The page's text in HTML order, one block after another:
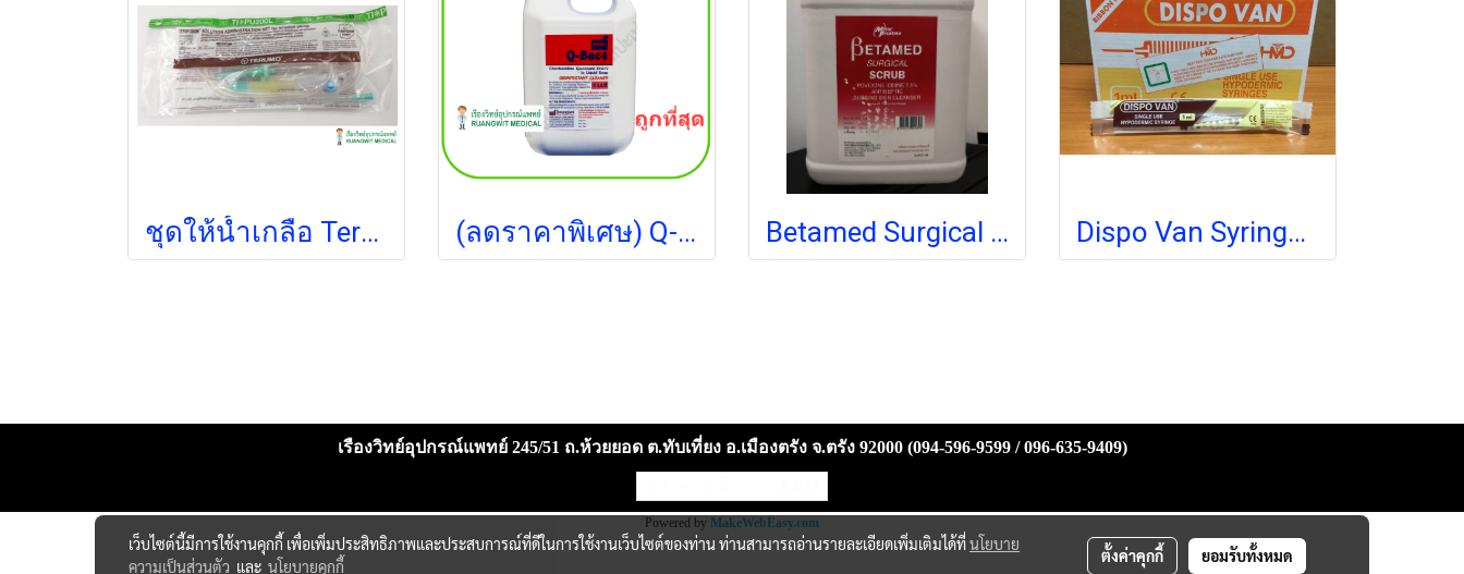
ชุดให้น้ำเกลือ Terumo PU200L (Infusion Pump) (1 ชิ้น) (ลดราคาพิเศษ) Q-Bac 4 Liquid Soap 4,300 mL (ฉลากเขียน 5000 mL) Betamed Surgical Scrub 5,000 mL (exp 08-2028) Dispo Van Syringe ไซริงค์ฉีดยา ไม่ติดเข็ม 1mL (exp 03-2026)
เรืองวิทย์อุปกรณ์แพทย์ 245/51 ถ.ห้วยยอด ต.ทับเที่ยง อ.เมืองตรัง จ.ตรัง 92000 (094-596-9599 / 096-635-9409)
Powered by MakeWebEasy.com
เว็บไซต์นี้มีการใช้งานคุกกี้ เพื่อเพิ่มประสิทธิภาพและประสบการณ์ที่ดีในการใช้งานเว็บไซต์ของท่าน ท่านสามารถอ่านรายละเอียดเพิ่มเติมได้ที่นโยบาย
ความเป็นส่วนตัว และ นโยบายคุกกี้
ตั้งค่าคุกกี้ ยอมรับทั้งหมด